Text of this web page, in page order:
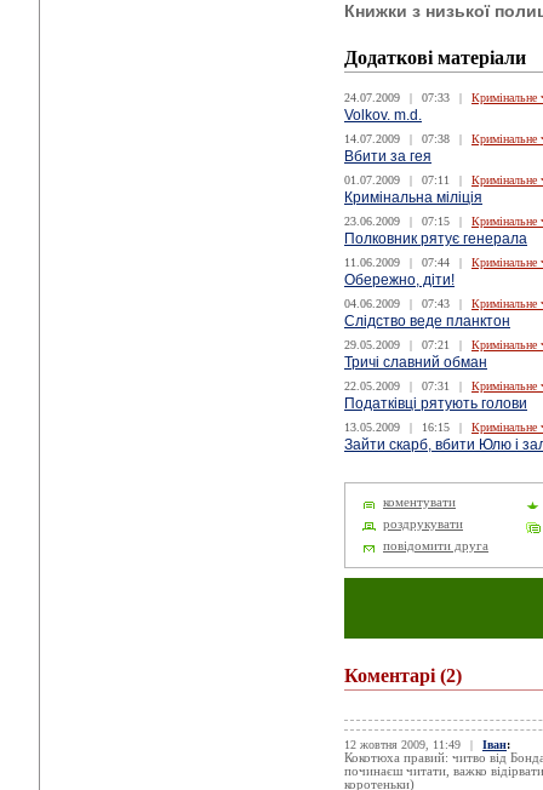
Книжки з низької
Додаткові матеріали
24.07.2009 | 07:33 | Кримінальне
Volkov. m.d.
14.07.2009 | 07:38 | Кримінальне
Вбити за гея
01.07.2009 | 07:11 | Кримінальне
Кримінальна міліція
23.06.2009 | 07:15 | Кримінальне
Полковник рятує генерала
11.06.2009 | 07:44 | Кримінальне
Обережно, діти!
04.06.2009 | 07:43 | Кримінальне
Слідство веде планктон
29.05.2009 | 07:21 | Кримінальне
Тричі славний обман
22.05.2009 | 07:31 | Кримінальне
Податківці рятують голови
13.05.2009 | 16:15 | Кримінальне
Зайти скарб, вбити Юлю і
коментувати
роздрукувати
повідомити друга
Коментарі (2)
12 жовтня 2009, 11:49 | Іван:
Кокотюха правий: читво від
починаєш читати, важко
коротеньки)